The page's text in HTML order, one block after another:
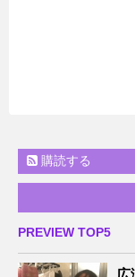
購読する
PREVIEW TOP5